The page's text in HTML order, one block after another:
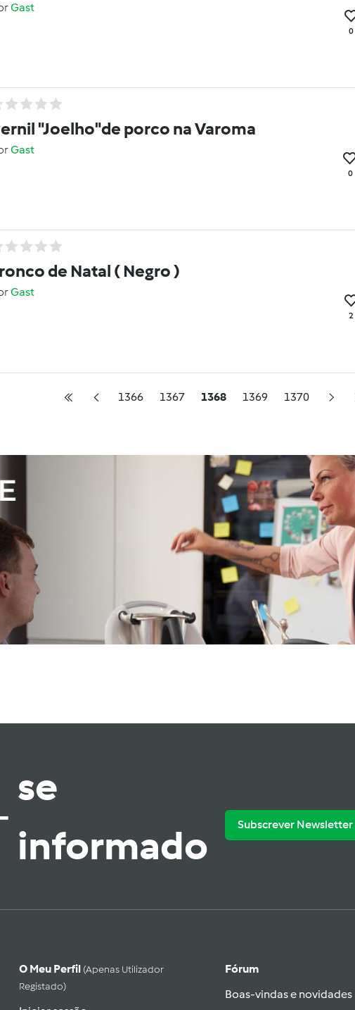
Gast
0
"Joelho"de porco na Varoma
Gast
0
de Natal ( Negro )
Gast
2
1366 1367 1368 1369 1370
se
informado
Subscrever Newsletter
O Meu Perfil (apenas Utilizador
Registado)
Fórum
Boas-vindas e novidades